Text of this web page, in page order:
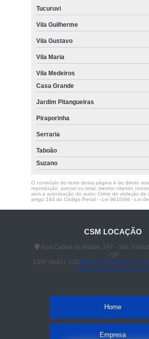
Tucuruvi
Vila Guilherme
Vila Gustavo
Vila Maria
Vila Medeiros
Casa Grande
Jardim Pitangueiras
Piraporinha
Serraria
Taboão
Suzano
O conteúdo do texto desta página é de direito
reprodução, parcial ou total, mesmo citando
sem a autorização do autor. Crime de violação de
artigo 184 do Código Penal – Lei 9610/98 - Lei
CSM LOCAÇÃO
Rua Cabral de Ataide, 347 - Vila
- SP
CEP: 08451-120
(11) 2961-4592
celiolocacao@hotmail.com
Home
Empresa